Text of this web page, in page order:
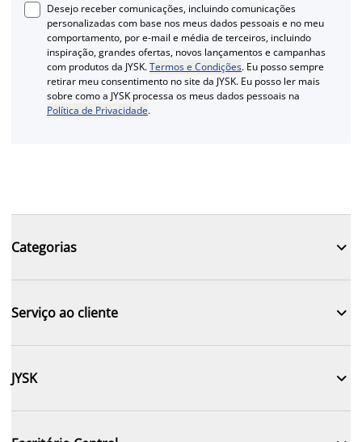
Desejo receber comunicações, incluindo comunicações
personalizadas com base nos meus dados pessoais e no meu
comportamento, por e-mail e média de terceiros, incluindo
inspiração, grandes ofertas, novos lançamentos e campanhas
com produtos da JYSK.Termos e Condições. Eu posso sempre
retirar meu consentimento no site da JYSK. Eu posso ler mais
sobre como a JYSK processa os meus dados pessoais na
Política de Privacidade.
Categorias 
Serviço ao cliente 
JYSK 